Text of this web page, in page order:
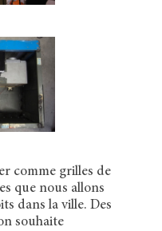
comme grilles de
que nous allons
dans la ville. Des
souhaite